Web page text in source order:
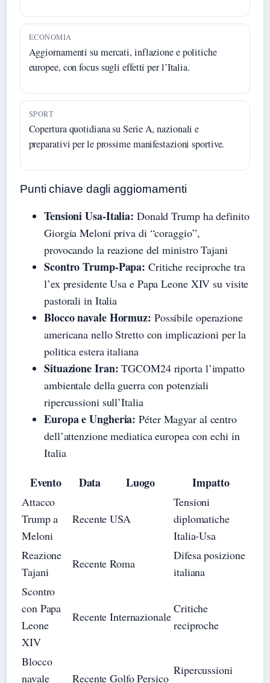
ECONOMIA
Aggiornamenti su mercati, inflazione e politiche
europee, con focus sugli effetti per l’Italia.
SPORT
Copertura quotidiana su Serie A, nazionali e
preparativi per le prossime manifestazioni sportive.
Punti chiave dagli aggiornamenti
Tensioni Usa-Italia: Donald Trump ha definito
Giorgia Meloni priva di “coraggio”,
provocando la reazione del ministro Tajani
Scontro Trump-Papa: Critiche reciproche tra
l’ex presidente Usa e Papa Leone XIV su visite
pastorali in Italia
Blocco navale Hormuz: Possibile operazione
americana nello Stretto con implicazioni per la
politica estera italiana
Situazione Iran: TGCOM24 riporta l’impatto
ambientale della guerra con potenziali
ripercussioni sull’Italia
Europa e Ungheria: Péter Magyar al centro
dell’attenzione mediatica europea con echi in
Italia
Evento Data Luogo Impatto
Attacco
Trump a
Meloni
Recente USA
Tensioni
diplomatiche
Italia-Usa
Reazione
Tajani
Recente Roma
Difesa posizione
italiana
Scontro
con Papa
Leone
XIV
Recente Internazionale
Critiche
reciproche
Blocco
navale
Recente Golfo Persico
Ripercussioni